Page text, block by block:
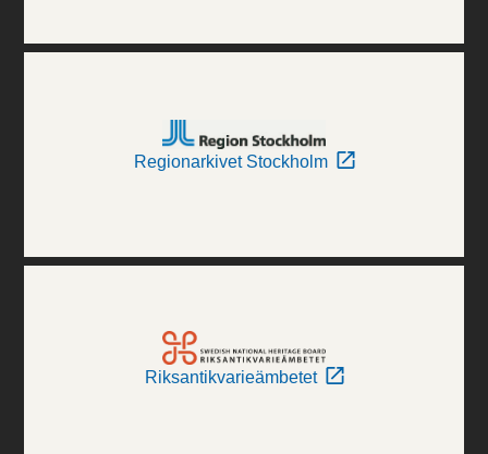
Regionarkivet Stockholm
Riksantikvarieämbetet